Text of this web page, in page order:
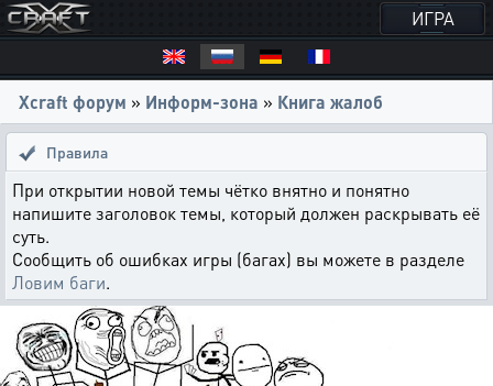
ИГРА
Xcraft форум » Информ-зона » Книга жалоб
Правила
При открытии новой темы чётко внятно и понятно
напишите заголовок темы, который должен раскрывать её
суть.
Сообщить об ошибках игры (багах) вы можете в разделе
Ловим баги.